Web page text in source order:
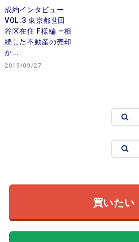
成約インタビュー
VOL.3 東京都世田
谷区在住 F様編 —相
続した不動産の売却
か...
2019/09/27
買いたい